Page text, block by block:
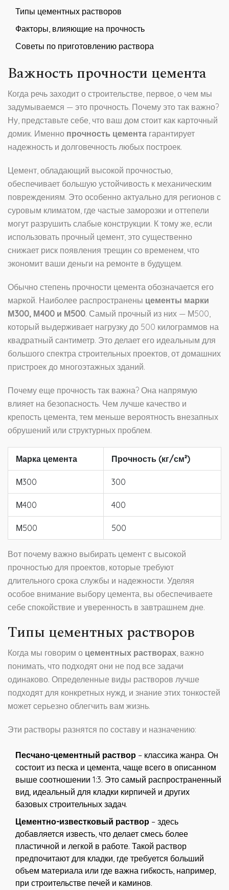
Типы цементных растворов
Факторы, влияющие на прочность
Советы по приготовлению раствора
Важность прочности цемента
Когда речь заходит о строительстве, первое, о чем мы
задумываемся — это прочность. Почему это так важно?
Ну, представьте себе, что ваш дом стоит как карточный
домик. Именно прочность цемента гарантирует
надежность и долговечность любых построек.
Цемент, обладающий высокой прочностью,
обеспечивает большую устойчивость к механическим
повреждениям. Это особенно актуально для регионов с
суровым климатом, где частые заморозки и оттепели
могут разрушить слабые конструкции. К тому же, если
использовать прочный цемент, это существенно
снижает риск появления трещин со временем, что
экономит ваши деньги на ремонте в будущем.
Обычно степень прочности цемента обозначается его
маркой. Наиболее распространены цементы марки
М300, М400 и М500. Самый прочный из них — М500,
который выдерживает нагрузку до 500 килограммов на
квадратный сантиметр. Это делает его идеальным для
большого спектра строительных проектов, от домашних
пристроек до многоэтажных зданий.
Почему еще прочность так важна? Она напрямую
влияет на безопасность. Чем лучше качество и
крепость цемента, тем меньше вероятность внезапных
обрушений или структурных проблем.
Марка цемента Прочность (кг/см²)
М300 300
М400 400
М500 500
Вот почему важно выбирать цемент с высокой
прочностью для проектов, которые требуют
длительного срока службы и надежности. Уделяя
особое внимание выбору цемента, вы обеспечиваете
себе спокойствие и уверенность в завтрашнем дне.
Типы цементных растворов
Когда мы говорим о цементных растворах, важно
понимать, что подходят они не под все задачи
одинаково. Определенные виды растворов лучше
подходят для конкретных нужд, и знание этих тонкостей
может серьезно облегчить вам жизнь.
Эти растворы разнятся по составу и назначению:
Песчано-цементный раствор – классика жанра. Он
состоит из песка и цемента, чаще всего в описанном
выше соотношении 1:3. Это самый распространенный
вид, идеальный для кладки кирпичей и других
базовых строительных задач.
Цементно-известковый раствор – здесь
добавляется известь, что делает смесь более
пластичной и легкой в работе. Такой раствор
предпочитают для кладки, где требуется больший
объем материала или где важна гибкость, например,
при строительстве печей и каминов.